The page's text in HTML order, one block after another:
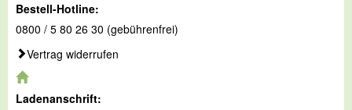
Bestell-Hotline:
0800 / 5 80 26 30 (gebührenfrei)
Vertrag widerrufen
Ladenanschrift: